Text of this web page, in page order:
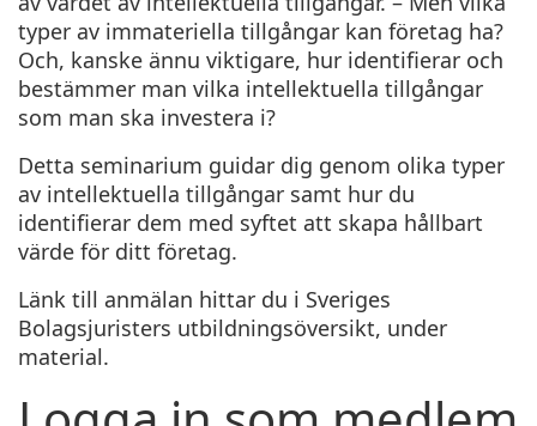
typer av immateriella tillgångar kan företag ha?
Och, kanske ännu viktigare, hur identifierar och
bestämmer man vilka intellektuella tillgångar
som man ska investera i?
Detta seminarium guidar dig genom olika typer
av intellektuella tillgångar samt hur du
identifierar dem med syftet att skapa hållbart
värde för ditt företag.
Länk till anmälan hittar du i Sveriges
Bolagsjuristers utbildningsöversikt, under
material.